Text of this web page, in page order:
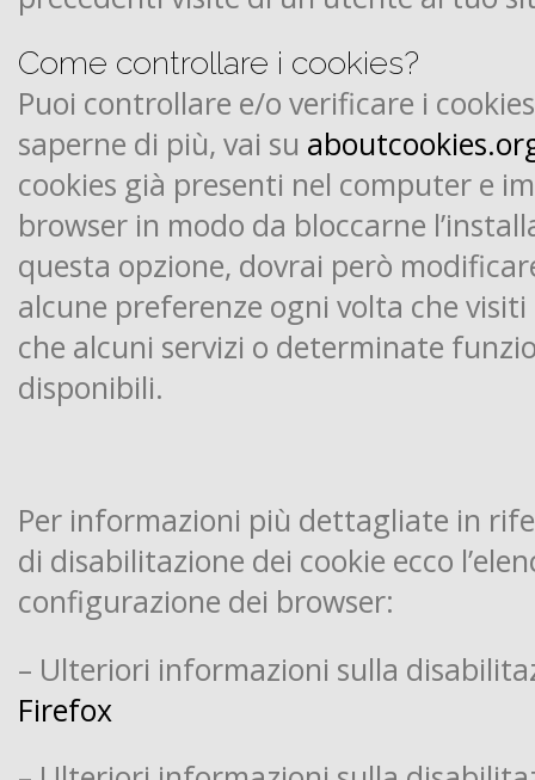
Come controllare i cookies?
Puoi controllare e/o verificare i
saperne di più, vai su
cookies già presenti nel computer e
browser in modo da bloccarne
questa opzione, dovrai però
alcune preferenze ogni volta che visiti
che alcuni servizi o determinate
disponibili.
Per informazioni più dettagliate in
di disabilitazione dei cookie ecco
configurazione dei browser:
– Ulteriori informazioni sulla
Firefox